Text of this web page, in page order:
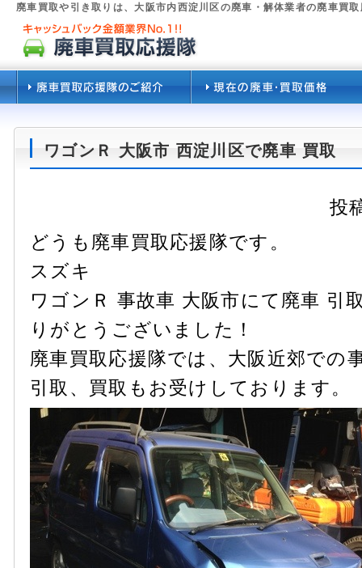
廃車買取や引き取りは、大阪市内西淀川区の廃車・解体業者の廃車買
ワゴンＲ 大阪市 西淀川区で廃車 買取
投
どうも廃車買取応援隊です。
スズキ
ワゴンＲ 事故車 大阪市にて廃車 引
りがとうございました！
廃車買取応援隊では、大阪近郊での
引取、買取もお受けしております。